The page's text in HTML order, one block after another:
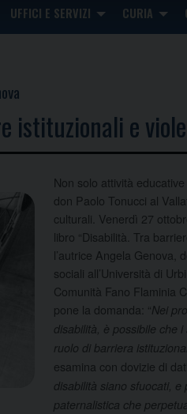
UFFICI E SERVIZI CURIA
istituzionali e
Non solo attività
don Paolo Tonucci al
culturali. Venerdì 27
libro “Disabilità. Tra
l’autrice Angela Genova,
sociali all’Università di
Comunità Fano Flaminia
pone la domanda: “Nei
disabilità, è possibile che
ruolo di barriera
esamina con dovizie di
disabilità siano sfuocati,
paternalistica che